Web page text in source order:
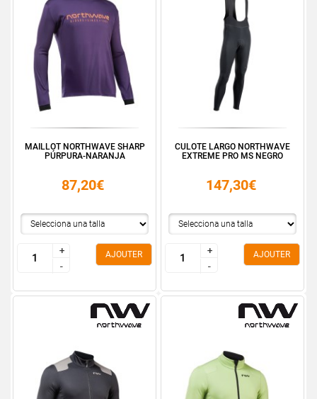
MAILLOT NORTHWAVE SHARP
PÚRPURA-NARANJA
87,20€
+
-
+
-
AJOUTER
CULOTE LARGO NORTHWAVE
EXTREME PRO MS NEGRO
147,30€
+
-
+
-
AJOUTER